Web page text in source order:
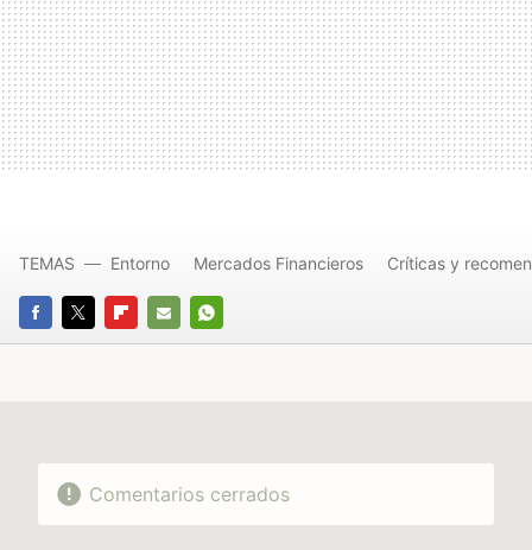
FACEBOOK
TWITTERFLIPBOARD
E-
WHATSAPP
TEMAS Entorno Mercados Financieros Críticas y
Comentarios cerrados